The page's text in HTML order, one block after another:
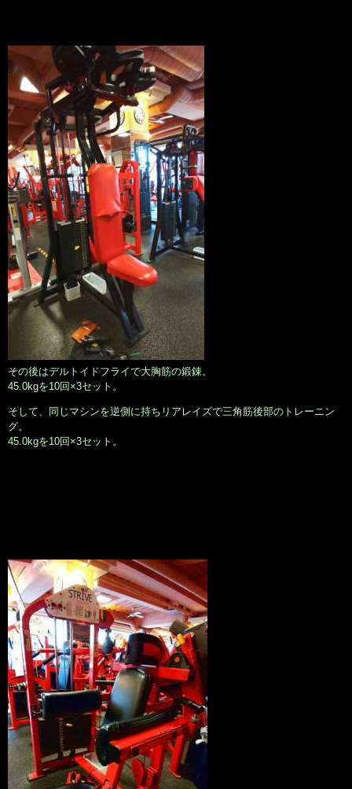
その後はデルトイドフライで大胸筋の鍛錬。
45.0kgを10回×3セット。
そして、同じマシンを逆側に持ちリアレイズで三角筋後部のトレーニン
グ。
45.0kgを10回×3セット。